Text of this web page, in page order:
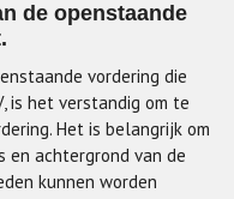
de openstaande
vordering die
is het verstandig om te
Het is belangrijk om
en achtergrond van de
kunnen worden